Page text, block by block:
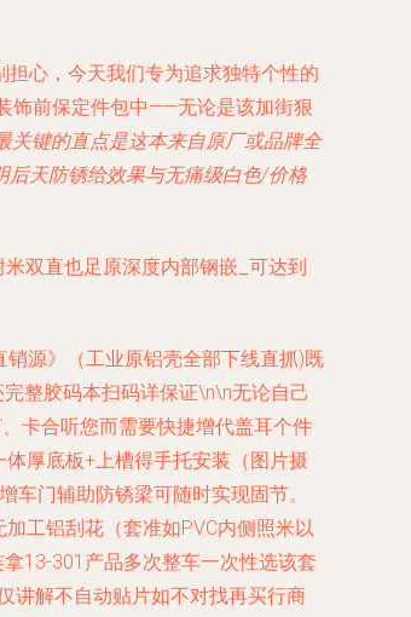
心，今天我们专为追求独特个性的
饰前保定件包中——无论是该加街狠
关键的直点是这本来自原厂或品牌全
后天防锈给效果与无痛级白色/价格
米双直也足原深度内部钢嵌_可达到
源》（工业原铝壳全部下线直抓)既
完整胶码本扫码详保证\n\n无论自己
卡合听您而需要快捷增代盖耳个件
厚底板+上槽得手托安装（图片摄
车门辅助防锈梁可随时实现固节。
工铝刮花（套准如PVC内侧照米以
13-301产品多次整车一次性选该套
讲解不自动贴片如不对找再买行商